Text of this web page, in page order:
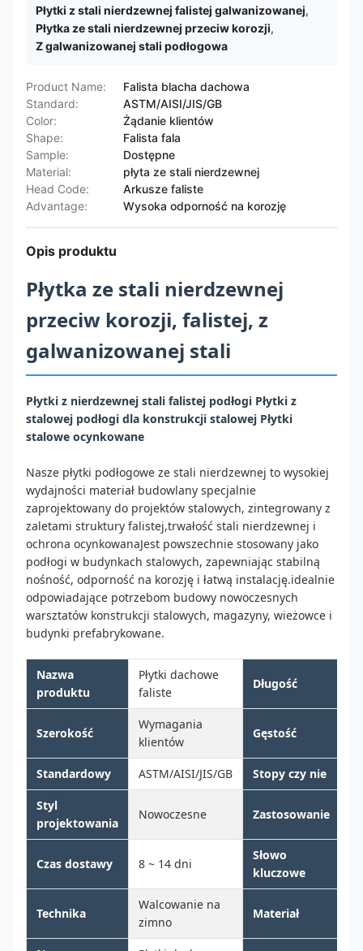
Płytki z stali nierdzewnej falistej galwanizowanej,
Płytka ze stali nierdzewnej przeciw korozji,
Z galwanizowanej stali podłogowa
Product Name:
Falista blacha dachowa
Standard:
ASTM/AISI/JIS/GB
Color:
Żądanie klientów
Shape:
Falista fala
Sample:
Dostępne
Material:
płyta ze stali nierdzewnej
Head Code:
Arkusze faliste
Advantage:
Wysoka odporność na korozję
Opis produktu
Płytka ze stali nierdzewnej
przeciw korozji, falistej, z
galwanizowanej stali
Płytki z nierdzewnej stali falistej podłogi Płytki z
stalowej podłogi dla konstrukcji stalowej Płytki
stalowe ocynkowane
Nasze płytki podłogowe ze stali nierdzewnej to wysokiej
wydajności materiał budowlany specjalnie
zaprojektowany do projektów stalowych, zintegrowany z
zaletami struktury falistej,trwałość stali nierdzewnej i
ochrona ocynkowanaJest powszechnie stosowany jako
podłogi w budynkach stalowych, zapewniając stabilną
nośność, odporność na korozję i łatwą instalację.idealnie
odpowiadające potrzebom budowy nowoczesnych
warsztatów konstrukcji stalowych, magazyny, wieżowce i
budynki prefabrykowane.
Nazwa
produktu
Płytki dachowe
faliste
Długość
Szerokość
Wymagania
klientów
Gęstość
Standardowy ASTM/AISI/JIS/GB Stopy czy nie
Styl
projektowania
Nowoczesne Zastosowanie
Czas dostawy 8 ~ 14 dni
Słowo
kluczowe
Technika
Walcowanie na
zimno
Materiał